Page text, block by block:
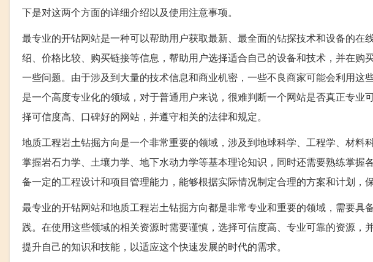
下是对这两个方面的详细介绍以及使用注意事项。
最专业的开钻网站是一种可以帮助用户获取最新、最全面的钻探技术和设备的在
绍、价格比较、购买链接等信息，帮助用户选择适合自己的设备和技术，并在购
一些问题。由于涉及到大量的技术信息和商业机密，一些不良商家可能会利用这
是一个高度专业化的领域，对于普通用户来说，很难判断一个网站是否真正专
择可信度高、口碑好的网站，并遵守相关的法律和规定。
地质工程岩土钻掘方向是一个非常重要的领域，涉及到地球科学、工程学、材料
掌握岩石力学、土壤力学、地下水动力学等基本理论知识，同时还需要熟练掌握
备一定的工程设计和项目管理能力，能够根据实际情况制定合理的方案和计划，
最专业的开钻网站和地质工程岩土钻掘方向都是非常专业和重要的领域，需要具
践。在使用这些领域的相关资源时需要谨慎，选择可信度高、专业可靠的资源，
提升自己的知识和技能，以适应这个快速发展的时代的需求。